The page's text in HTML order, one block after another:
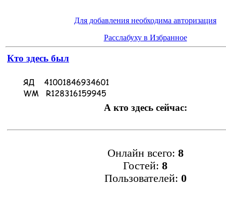
Для добавления необходима авторизация
Расслабуху в Избранное
Кто здесь был
А кто здесь сейчас:
Онлайн всего: 8
Гостей: 8
Пользователей: 0